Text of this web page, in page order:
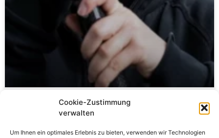
Cookie-Zustimmung
verwalten
Um Ihnen ein optimales Erlebnis zu bieten, verwenden wir Technologien
Horn –